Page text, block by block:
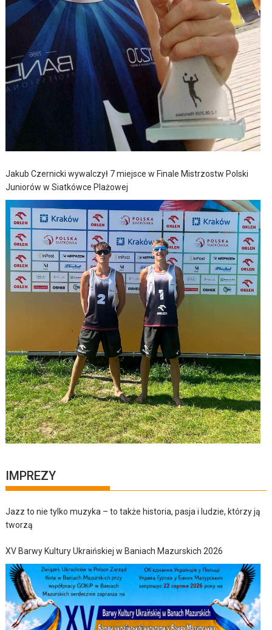
Jakub Czernicki wywalczył 7 miejsce w Finale Mistrzostw Polski
Juniorów w Siatkówce Plażowej
IMPREZY
Jazz to nie tylko muzyka – to także historia, pasja i ludzie, którzy ją
tworzą
XV Barwy Kultury Ukraińskiej w Baniach Mazurskich 2026